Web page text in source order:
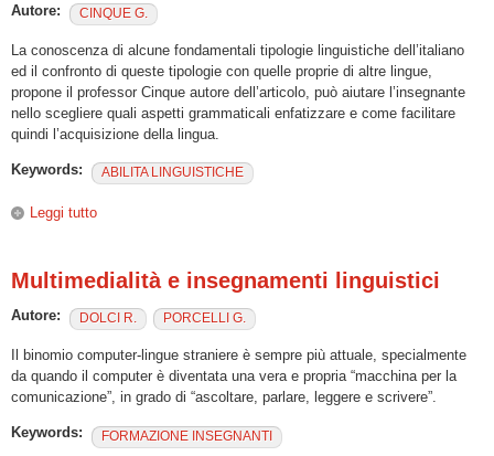
Autore: CINQUE G.
La conoscenza di alcune fondamentali tipologie linguistiche dell’italiano
ed il confronto di queste tipologie con quelle proprie di altre lingue,
propone il professor Cinque autore dell’articolo, può aiutare l’insegnante
nello scegliere quali aspetti grammaticali enfatizzare e come facilitare
quindi l’acquisizione della lingua.
Keywords: ABILITA LINGUISTICHE
Leggi tutto
Multimedialità e insegnamenti linguistici
Autore: DOLCI R. PORCELLI G.
Il binomio computer-lingue straniere è sempre più attuale, specialmente
da quando il computer è diventata una vera e propria “macchina per la
comunicazione”, in grado di “ascoltare, parlare, leggere e scrivere”.
Keywords: FORMAZIONE INSEGNANTI